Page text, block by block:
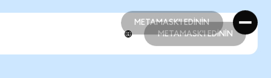
METAMASK'I EDİNİN
METAMASK'I EDİNİN
METAMASK'I EDİNİN